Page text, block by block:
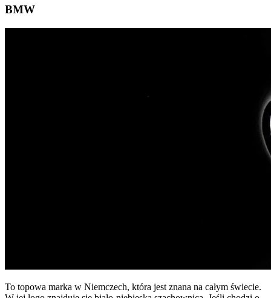
BMW
To topowa marka w Niemczech, która jest znana na całym świecie.